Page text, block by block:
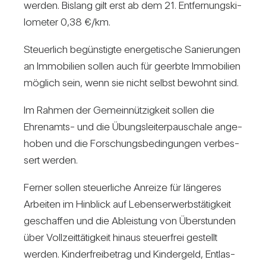
werden. Bis­lang gilt erst ab dem 21. Ent­fer­nungs­ki­
lo­meter 0,38 €/​km.
Steu­er­lich begüns­tigte ener­ge­ti­sche Sanie­rungen
an Immo­bi­lien sollen auch für geerbte Immo­bi­lien
mög­lich sein, wenn sie nicht selbst bewohnt sind.
Im Rahmen der Gemein­nüt­zig­keit sollen die
Ehren­amts- und die Übungs­lei­ter­pau­schale ange­
hoben und die For­schungs­be­din­gungen ver­bes­
sert werden.
Ferner sollen steu­er­liche Anreize für län­geres
Arbeiten im Hin­blick auf Lebens­er­werbs­tä­tig­keit
geschaffen und die Ableis­tung von Über­stunden
über Voll­zeit­tä­tig­keit hinaus steu­er­frei gestellt
werden. Kin­der­frei­be­trag und Kin­der­geld, Ent­las­